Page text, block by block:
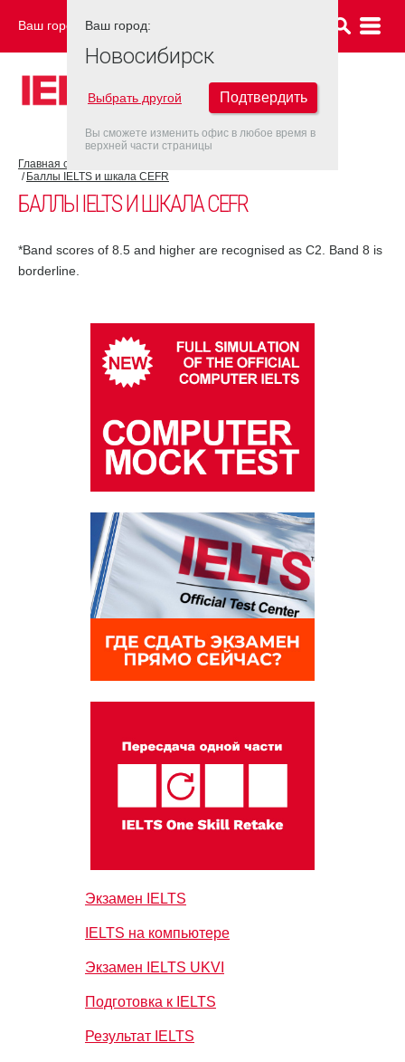
Ваш город: НОВОСИБИРСК
Главная страница
Баллы IELTS и шкала CEFR
БАЛЛЫ IELTS И ШКАЛА CEFR
*Band scores of 8.5 and higher are recognised as C2. Band 8 is
borderline.
Экзамен IELTS
IELTS на компьютере
Экзамен IELTS UKVI
Подготовка к IELTS
Результат IELTS
Ваш город:
Новосибирск
Выбрать другой Подтвердить
Вы сможете изменить офис в любое время в
верхней части страницы